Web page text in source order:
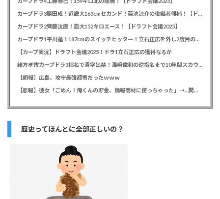
カープドラ3勝田成！近畿大163cmセカンド！菊池涼介の後継者候補！【ドラフト会議2025】
カープドラ2齊藤汰直！亜大152キロエース！【ドラフト会議2025】
カープドラ1平川蓮！187cmのスイッチヒッター！立石正広を外し2度目の重複も新井監督がクジを引き当てる！【ドラフト会議2025】
【カープ実況】ドラフト会議2025！ドラ1立石正広の獲得なるか
緒方孝市カープドラ3指名で青学出禁！澤﨑俊和の逆指名まで10年間スカウト出禁
【朗報】広島、攻守最強都市だったｗｗｗ
【悲報】彼女「ごめん！俺くんの貯金、情報商材に使っちゃった」→…問い詰めたらギャン泣きされたんだが俺が悪いのか？
歴史ってほんとに全部正しいの？